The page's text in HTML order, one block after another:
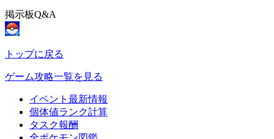
掲示板Q&A
トップに戻る
ゲーム攻略一覧を見る
イベント最新情報
個体値ランク計算
タスク報酬